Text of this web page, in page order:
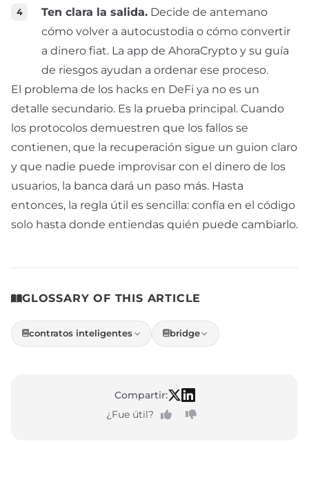
Ten clara la salida. Decide de antemano
cómo volver a autocustodia o cómo convertir
a dinero fiat. La app de AhoraCrypto y su guía
de riesgos ayudan a ordenar ese proceso.
El problema de los hacks en DeFi ya no es un
detalle secundario. Es la prueba principal. Cuando
los protocolos demuestren que los fallos se
contienen, que la recuperación sigue un guion claro
y que nadie puede improvisar con el dinero de los
usuarios, la banca dará un paso más. Hasta
entonces, la regla útil es sencilla: confía en el código
solo hasta donde entiendas quién puede cambiarlo.
GLOSSARY OF THIS ARTICLE
contratos inteligentes bridge
Compartir:
¿Fue útil?